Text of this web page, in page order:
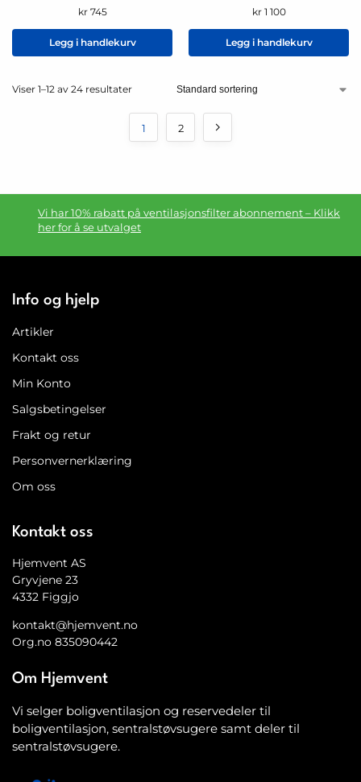
kr745
Legg i handlekurv
kr1 100
Legg i handlekurv
Viser 1–12 av 24 resultater
1 2
Vi har 10% rabatt på ventilasjonsfilter abonnement – Klikk
her for å se utvalget
Info og hjelp
Artikler
Kontakt oss
Min Konto
Salgsbetingelser
Frakt og retur
Personvernerklæring
Om oss
Kontakt oss
Hjemvent AS
Gryvjene 23
4332 Figgjo
kontakt@hjemvent.no
Org.no 835090442
Om Hjemvent
Vi selger boligventilasjon og reservedeler til
boligventilasjon, sentralstøvsugere samt deler til
sentralstøvsugere.